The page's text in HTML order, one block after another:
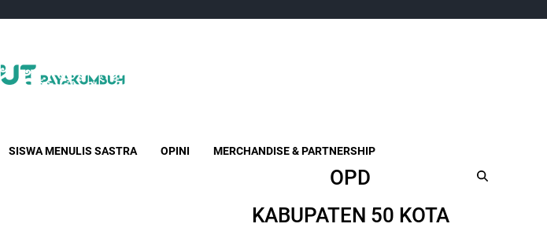
SISWA MENULIS SASTRA OPINI MERCHANDISE & PARTNERSHIP
OPD
KABUPATEN 50 KOTA